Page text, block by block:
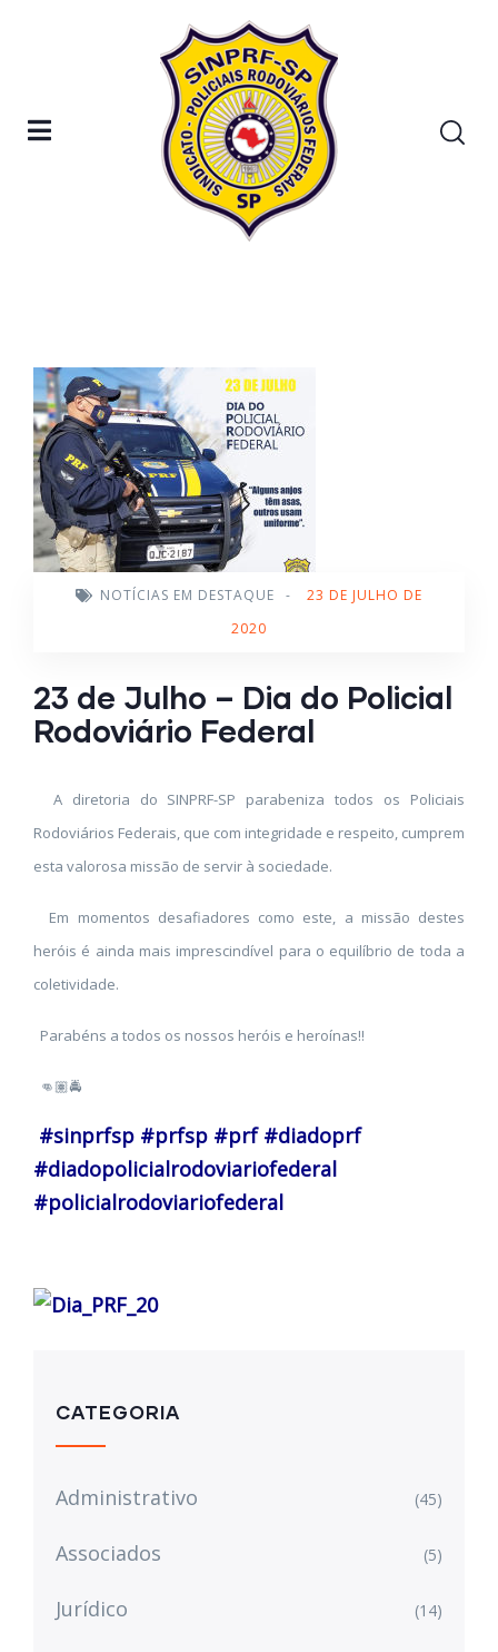
NOTÍCIAS EM DESTAQUE -
23 DE JULHO DE
2020
23 de Julho – Dia do Policial
Rodoviário Federal
A diretoria do SINPRF-SP parabeniza todos os Policiais
Rodoviários Federais, que com integridade e respeito, cumprem
esta valorosa missão de servir à sociedade.
Em momentos desafiadores como este, a missão destes
heróis é ainda mais imprescindível para o equilíbrio de toda a
coletividade.
Parabéns a todos os nossos heróis e heroínas!!
👊🏽🚔
#sinprfsp #prfsp #prf #diadoprf
#diadopolicialrodoviariofederal
#policialrodoviariofederal
CATEGORIA
Administrativo (45)
Associados (5)
Jurídico (14)